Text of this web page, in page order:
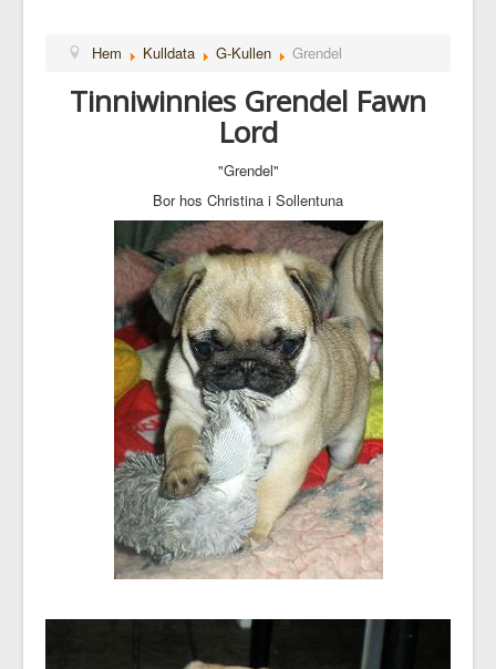
Hem Kulldata G-Kullen Grendel
Tinniwinnies Grendel Fawn
Lord
"Grendel"
Bor hos Christina i Sollentuna